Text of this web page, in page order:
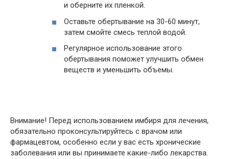
и оберните их пленкой.
Оставьте обертывание на 30-60 минут,
затем смойте смесь теплой водой.
Регулярное использование этого
обертывания поможет улучшить обмен
веществ и уменьшить объемы.
Внимание! Перед использованием имбиря для лечения,
обязательно проконсультируйтесь с врачом или
фармацевтом, особенно если у вас есть хронические
заболевания или вы принимаете какие-либо лекарства.